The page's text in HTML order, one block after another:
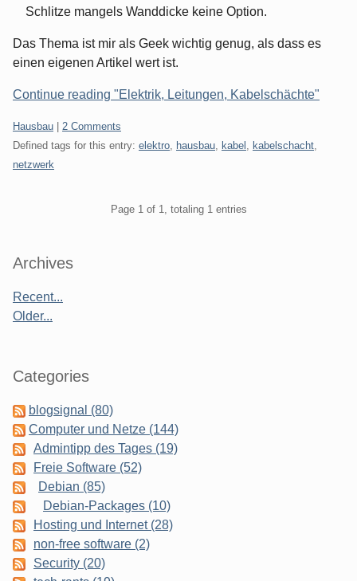
Schlitze mangels Wanddicke keine Option.
Das Thema ist mir als Geek wichtig genug, als dass es
einen eigenen Artikel wert ist.
Continue reading "Elektrik, Leitungen, Kabelschächte"
Categories:
Hausbau
2 Comments
Defined tags for this entry: elektro hausbau kabel kabelschacht
netzwerk
Page 1 of 1, totaling 1 entries
Sidebar
Archives
Recent...
Older...
Categories
blogsignal (80)
Computer und Netze (144)
Admintipp des Tages (19)
Freie Software (52)
Debian (85)
Debian-Packages (10)
Hosting und Internet (28)
non-free software (2)
Security (20)